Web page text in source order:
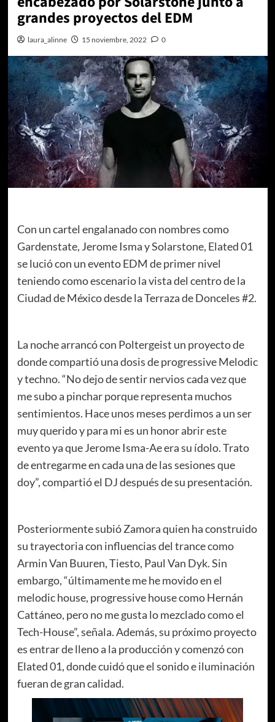
grandes proyectos del EDM
laura_alinne 15 noviembre, 2022 0
Con un cartel engalanado con nombres como
Gardenstate, Jerome Isma y Solarstone, Elated 01
se lució con un evento EDM de primer nivel
teniendo como escenario la vista del centro de la
Ciudad de México desde la Terraza de Donceles #2.
La noche arrancó con Poltergeist un proyecto de
donde compartió una dosis de progressive Melodic
y techno. “No dejo de sentir nervios cada vez que
me subo a pinchar porque representa muchos
sentimientos. Hace unos meses perdimos a un ser
muy querido y para mi es un honor abrir este
evento ya que Jerome Isma-Ae era su ídolo. Trato
de entregarme en cada una de las sesiones que
doy”, compartió el DJ después de su presentación.
Posteriormente subió Zamora quien ha construido
su trayectoria con influencias del trance como
Armin Van Buuren, Tiesto, Paul Van Dyk. Sin
embargo, “últimamente me he movido en el
melodic house, progressive house comoHernán
Cattáneo, pero no me gusta lo mezclado como el
Tech-House”, señala. Además, su próximo proyecto
es entrar de lleno a la producción y comenzó con
Elated 01, donde cuidó que el sonido e iluminación
fueran de gran calidad.